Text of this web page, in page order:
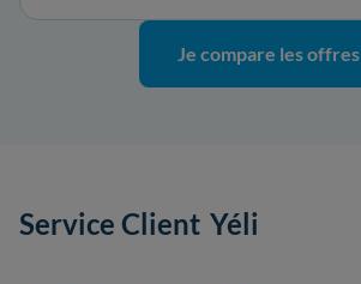
Je compare les offres
Yéli
Service Client